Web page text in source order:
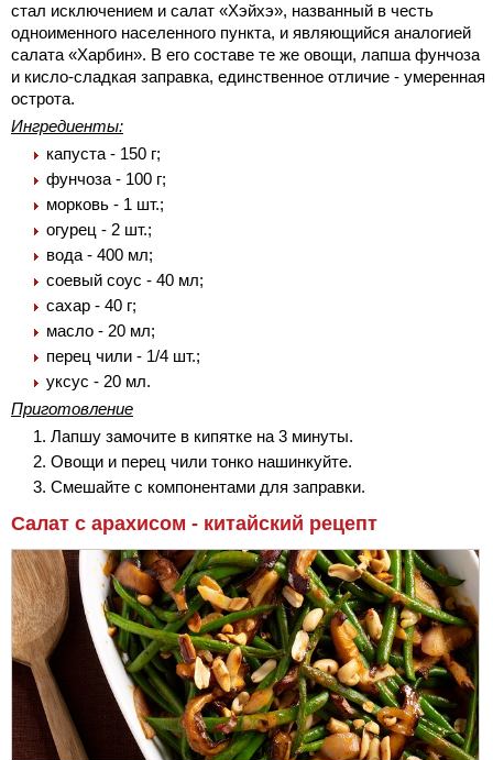
стал исключением и салат «Хэйхэ», названный в честь
одноименного населенного пункта, и являющийся аналогией
салата «Харбин». В его составе те же овощи, лапша фунчоза
и кисло-сладкая заправка, единственное отличие - умеренная
острота.
Ингредиенты:
капуста - 150 г;
фунчоза - 100 г;
морковь - 1 шт.;
огурец - 2 шт.;
вода - 400 мл;
соевый соус - 40 мл;
сахар - 40 г;
масло - 20 мл;
перец чили - 1/4 шт.;
уксус - 20 мл.
Приготовление
Лапшу замочите в кипятке на 3 минуты.
Овощи и перец чили тонко нашинкуйте.
Смешайте с компонентами для заправки.
Салат с арахисом - китайский рецепт